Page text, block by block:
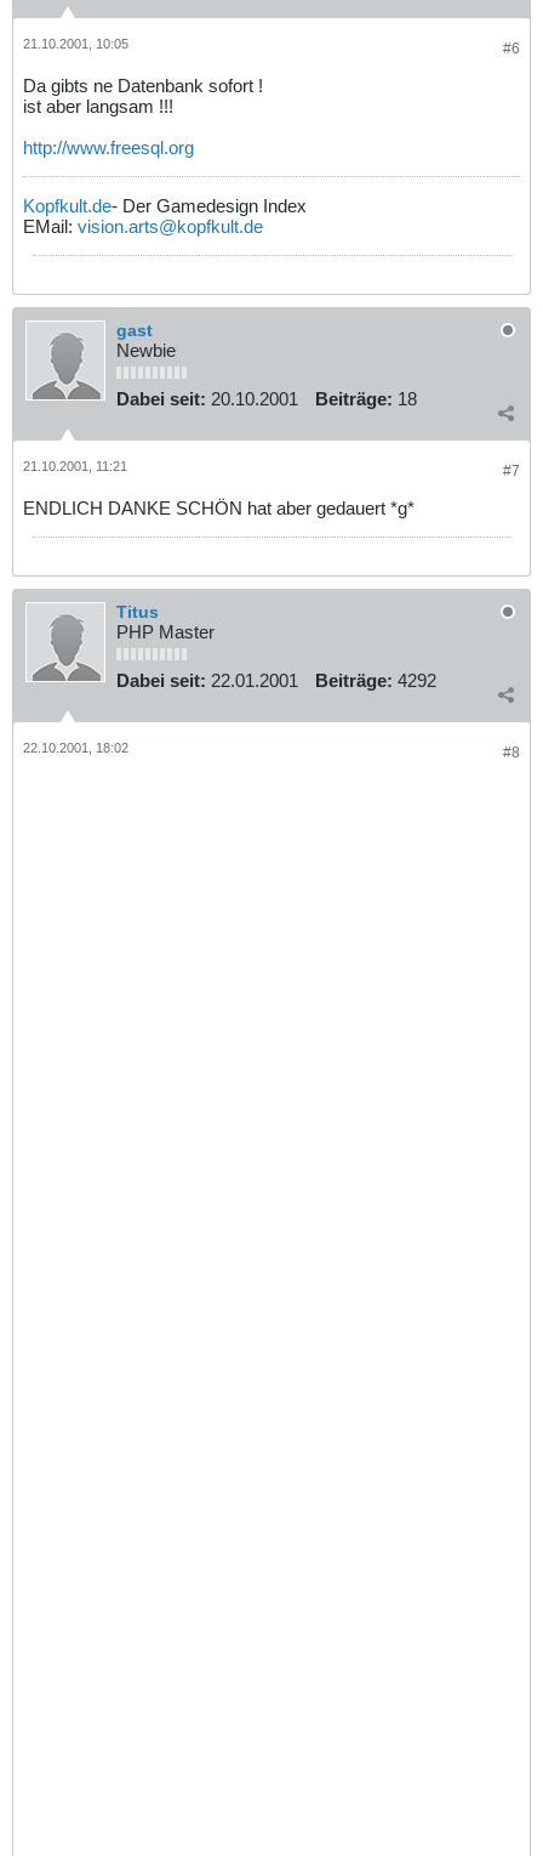
#6
21.10.2001, 10:05
Da gibts ne Datenbank sofort !
ist aber langsam !!!
http://www.freesql.org
Kopfkult.de- Der Gamedesign Index
EMail: vision.arts@kopfkult.de
gast
Newbie
Dabei seit: 20.10.2001 Beiträge: 18
#7
21.10.2001, 11:21
ENDLICH DANKE SCHÖN hat aber gedauert *g*
Titus
PHP Master
Dabei seit: 22.01.2001 Beiträge: 4292
#8
22.10.2001, 18:02